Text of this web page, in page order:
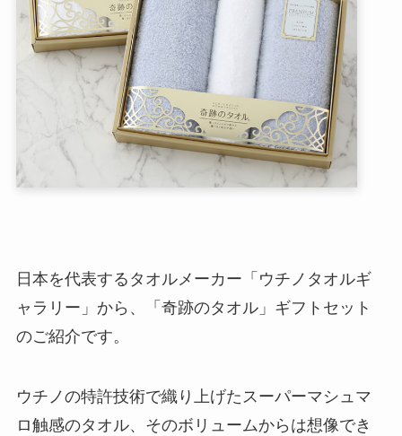
日本を代表するタオルメーカー「ウチノタオルギ
ャラリー」から、「奇跡のタオル」ギフトセット
のご紹介です。
ウチノの特許技術で織り上げたスーパーマシュマ
ロ触感のタオル、そのボリュームからは想像でき